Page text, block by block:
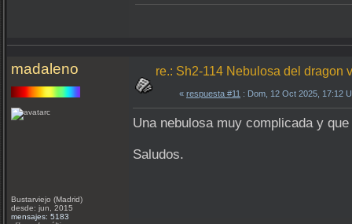
madaleno
Bustarviejo (Madrid)
desde: jun, 2015
mensajes: 5183
re.: Sh2-114 Nebulosa del dragon
« respuesta #11 : Dom, 12 Oct 2025, 17:12
Una nebulosa muy complicada y
Saludos.